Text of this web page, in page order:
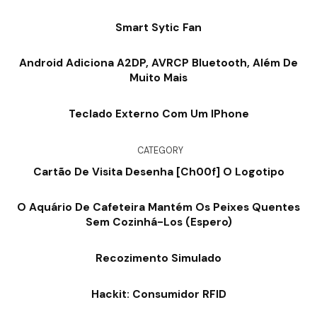
Smart Sytic Fan
Android Adiciona A2DP, AVRCP Bluetooth, Além De
Muito Mais
Teclado Externo Com Um IPhone
CATEGORY
Cartão De Visita Desenha [Ch00f] O Logotipo
O Aquário De Cafeteira Mantém Os Peixes Quentes
Sem Cozinhá-Los (espero)
Recozimento Simulado
Hackit: Consumidor RFID